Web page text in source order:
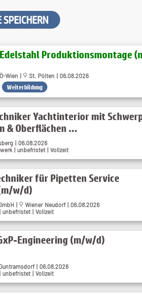
SPEICHERN
Produktionsmontage
Wien | St. Pölten | 06.08.2026
Weiterbildung
Yachtinterior mit
& Oberflächen ...
| 06.08.2026
| unbefristet | Vollzeit
für Pipetten Service
w/d)
|
Wiener Neudorf | 06.08.2026
unbefristet | Vollzeit
Engineering (m/w/d)
| 06.08.2026
unbefristet | Vollzeit